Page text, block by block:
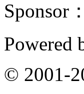
Sponsor：
Powered
© 2001-